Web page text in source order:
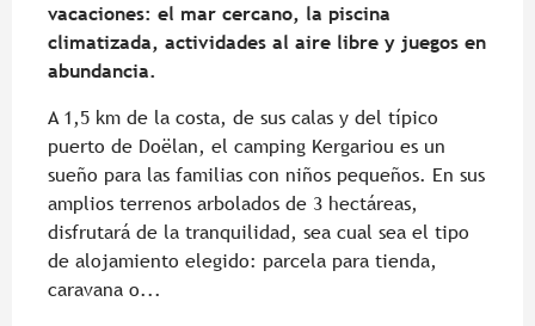
vacaciones: el mar cercano, la piscina
climatizada, actividades al aire libre y juegos en
abundancia.
A 1,5 km de la costa, de sus calas y del típico
puerto de Doëlan, el camping Kergariou es un
sueño para las familias con niños pequeños. En sus
amplios terrenos arbolados de 3 hectáreas,
disfrutará de la tranquilidad, sea cual sea el tipo
de alojamiento elegido: parcela para tienda,
caravana o...